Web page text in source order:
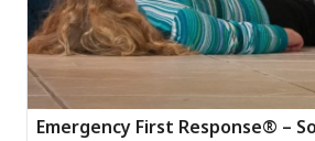
Emergency First Response® –